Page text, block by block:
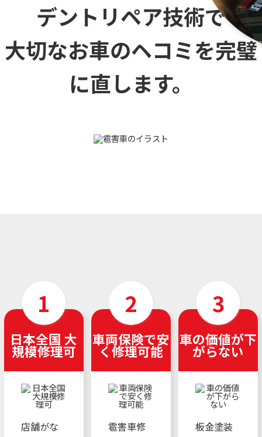
デントリペア技術で
大切なお車のヘコミを完璧
に直します。
日本全国 大
規模修理可
店舗がな
車両保険で安
く修理可能
雹害車修
車の価値が下
がらない
板金塗装